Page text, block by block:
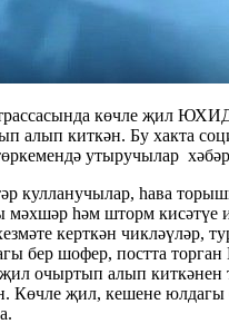
көчле җил
алып киткән. Бу хакта
утыручылар
кулланучылар, һава
мәхшәр һәм шторм кисәтүе
керткән чикләүләр,
бер шофер, постта
җил очыртып алып киткәнен
Көчле җил, кешене юлдагы